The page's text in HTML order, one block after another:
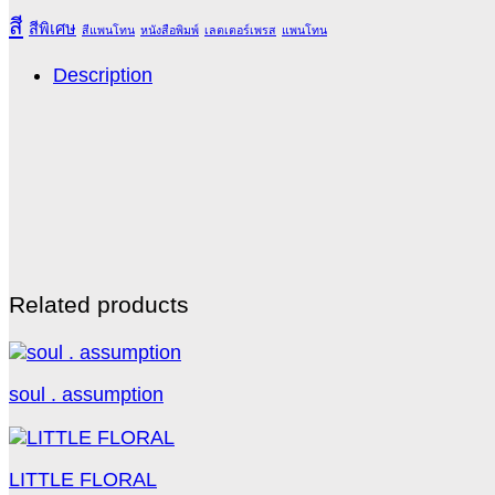
สี สีพิเศษ สีแพนโทน หนังสือพิมพ์ เลตเตอร์เพรส แพนโทน
Description
Related products
soul . assumption
LITTLE FLORAL